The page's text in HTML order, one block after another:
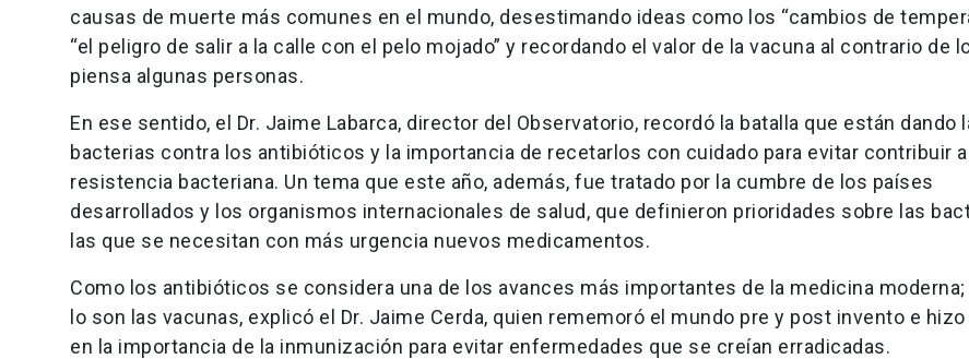
causas de muerte más comunes en el mundo, desestimando ideas como los “cambios de
“el peligro de salir a la calle con el pelo mojado” y recordando el valor de la vacuna al contrario de
piensa algunas personas.
En ese sentido, el Dr. Jaime Labarca, director del Observatorio, recordó la batalla que están dando
bacterias contra los antibióticos y la importancia de recetarlos con cuidado para evitar contribuir a
resistencia bacteriana. Un tema que este año, además, fue tratado por la cumbre de los países
desarrollados y los organismos internacionales de salud, que definieron prioridades sobre las
las que se necesitan con más urgencia nuevos medicamentos.
Como los antibióticos se considera una de los avances más importantes de la medicina
lo son las vacunas, explicó el Dr. Jaime Cerda, quien rememoró el mundo pre y post invento e
en la importancia de la inmunización para evitar enfermedades que se creían erradicadas.